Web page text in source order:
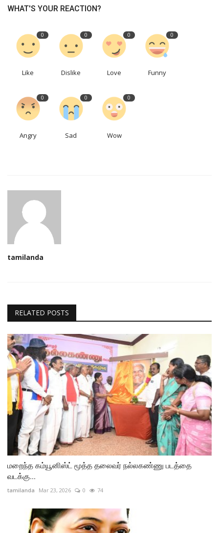
WHAT'S YOUR REACTION?
0
Like
0
Dislike
0
Love
0
Funny
0
Angry
0
Sad
0
Wow
tamilanda
RELATED POSTS
மறைந்த கம்யூனிஸ்ட் மூத்த தலைவர் நல்லகண்ணு படத்தை
வடக்கு...
tamilanda Mar 23, 2026 0 74